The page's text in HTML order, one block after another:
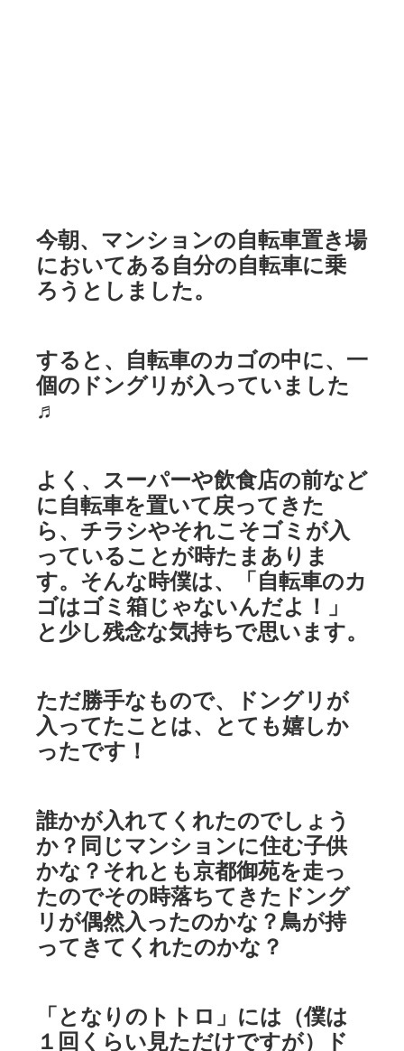
今朝、マンションの自転車置き場
においてある自分の自転車に乗
ろうとしました。
すると、自転車のカゴの中に、一
個のドングリが入っていました
♬
よく、スーパーや飲食店の前など
に自転車を置いて戻ってきた
ら、チラシやそれこそゴミが入
っていることが時たまありま
す。そんな時僕は、「自転車のカ
ゴはゴミ箱じゃないんだよ！」
と少し残念な気持ちで思います。
ただ勝手なもので、ドングリが
入ってたことは、とても嬉しか
ったです！
誰かが入れてくれたのでしょう
か？同じマンションに住む子供
かな？それとも京都御苑を走っ
たのでその時落ちてきたドング
リが偶然入ったのかな？鳥が持
ってきてくれたのかな？
「となりのトトロ」には（僕は
１回くらい見ただけですが）ド